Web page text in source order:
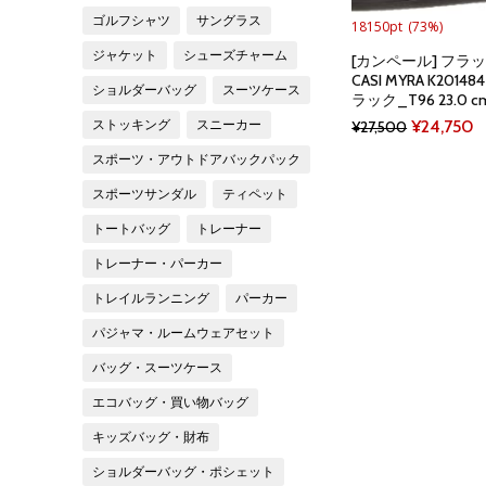
ゴルフシャツ サングラス
ジャケット シューズチャーム
ショルダーバッグ スーツケース
ストッキング スニーカー
スポーツ・アウトドアバックパック
スポーツサンダル ティペット
トートバッグ トレーナー
トレーナー・パーカー
トレイルランニング パーカー
パジャマ・ルームウェアセット
バッグ・スーツケース
エコバッグ・買い物バッグ
キッズバッグ・財布
ショルダーバッグ・ポシェット
18150pt (73%)
[カンペール] フラ
CASI MYRA
ラック_T96 23.0
¥27,500 Original
¥24,750